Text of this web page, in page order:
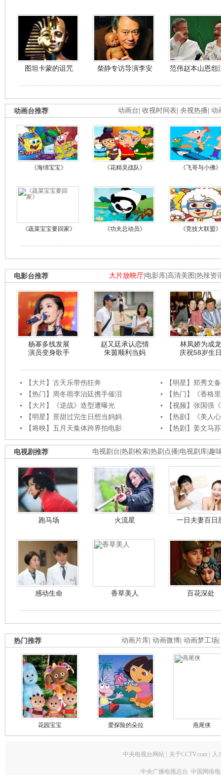
图坦卡蒙的诅咒 柴静专访导演李安 范伟赵本山恩怨
动画台 收视时间表 央视热播 动
动画台推荐
《海绵宝宝》 《花精灵战队》 《飞哥与小佛》
《蔬菜宝宝要回家》 《功夫总动员》 《竞技大联盟》
大片放映厅 电影库 高清美图 热辣资
电影台推荐
杨幂多线发展
演员变身歌手
赵又廷承认恋情
朱茵顺利当妈
林凤娇为成龙
庆祝58岁生
【大片】古天乐带伤狂奔
【明星】郑秀文
【热门】周冬雨李治廷携手催泪
【热门】《香格
【大片】《逆战》造型遭曝光
【视频】张国强
【明星】景甜过完生日想当妈妈
【热剧】《美人
【将映】五月天集体跨界拍电影
【热剧】姜文马
电视剧台 热剧检索 热剧点播 电视剧库 趣
电视剧推荐
跑马场 火流星 一日夫妻百日
感动生命 香草美人 百花深处
动画片库 动画微博 动画梦工场
热门推荐
花园宝宝 爱探险的朵拉 燕尾侠
中央电视台网站 关于CCTV.com 人
中央广播电视总台 中国网络